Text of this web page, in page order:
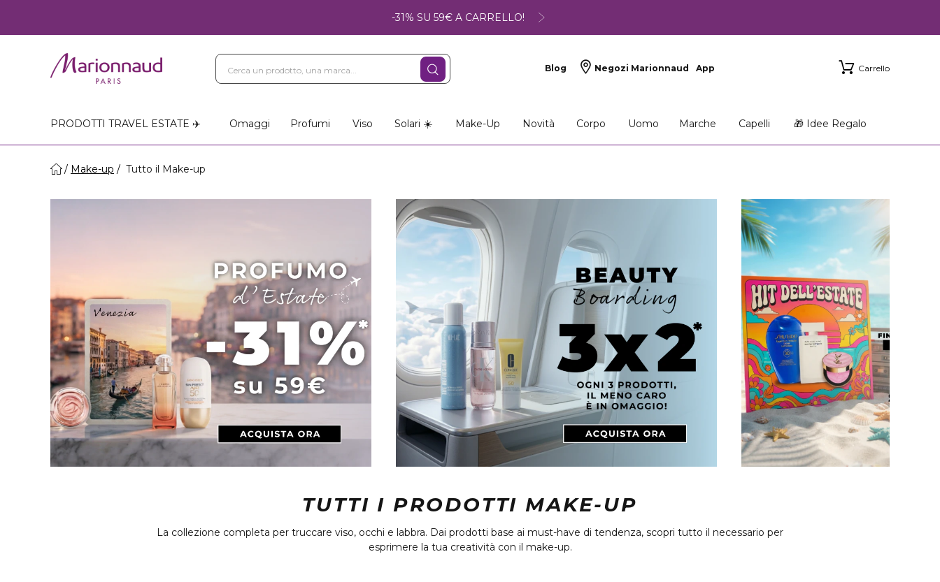
-31% SU 59€ A CARRELLO!
Blog Negozi Marionnaud App Carrello
PRODOTTI TRAVEL ESTATE ✈️ Omaggi Profumi Viso Solari ☀️ Make-Up Novità Corpo Uomo Marche Capelli 🎁 Idee Regalo
Make-up Tutto il Make-up
TUTTI I PRODOTTI MAKE-UP
La collezione completa per truccare viso, occhi e labbra. Dai prodotti base ai must-have di tendenza, scopri tutto il necessario per
esprimere la tua creatività con il make-up.